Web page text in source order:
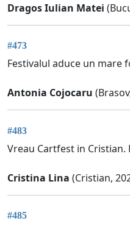
Dragos Iulian Matei
#473
Festivalul aduce un mare
Antonia Cojocaru
#483
Vreau Cartfest in Cristian.
Cristina Lina (Cristian,
#485